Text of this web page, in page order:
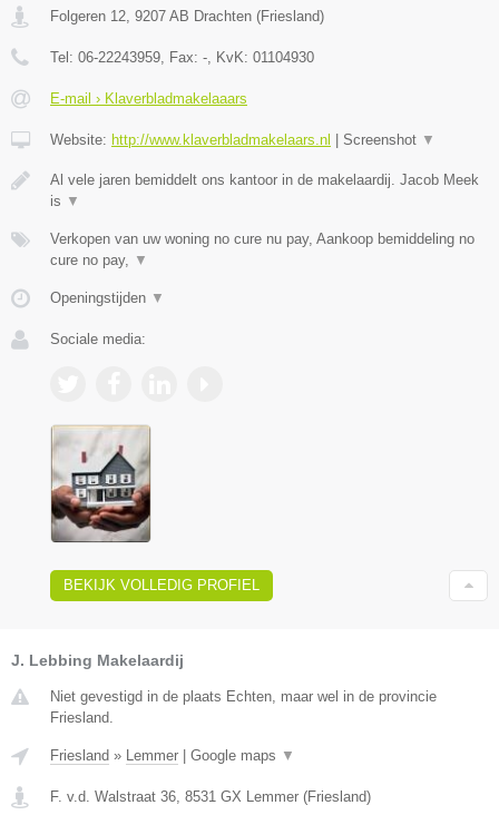
Folgeren 12, 9207 AB Drachten (Friesland)
Tel: 06-22243959, Fax: -, KvK: 01104930
E-mail › Klaverbladmakelaaars
Website: http://www.klaverbladmakelaars.nl Screenshot ▼
Al vele jaren bemiddelt ons kantoor in de makelaardij. Jacob Meek
is ▼
Verkopen van uw woning no cure nu pay, Aankoop bemiddeling no
cure no pay, ▼
Openingstijden ▼
Sociale media:
BEKIJK VOLLEDIG PROFIEL
J. Lebbing Makelaardij
Niet gevestigd in de plaats Echten, maar wel in de provincie
Friesland.
Friesland » Lemmer Google maps ▼
F. v.d. Walstraat 36 8531 GX Lemmer (Friesland)